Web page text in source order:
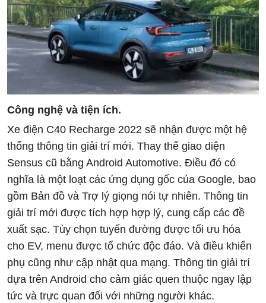
Công nghệ và tiện ích.
Xe điện C40 Recharge 2022 sẽ nhận được một hệ
thống thông tin giải trí mới. Thay thế giao diện
Sensus cũ bằng Android Automotive. Điều đó có
nghĩa là một loạt các ứng dụng gốc của Google, bao
gồm Bản đồ và Trợ lý giọng nói tự nhiên. Thông tin
giải trí mới được tích hợp hợp lý, cung cấp các đề
xuất sạc. Tùy chọn tuyến đường được tối ưu hóa
cho EV, menu được tổ chức độc đáo. Và điều khiển
phụ cũng như cập nhật qua mạng. Thông tin giải trí
dựa trên Android cho cảm giác quen thuộc ngay lập
tức và trực quan đối với những người khác.